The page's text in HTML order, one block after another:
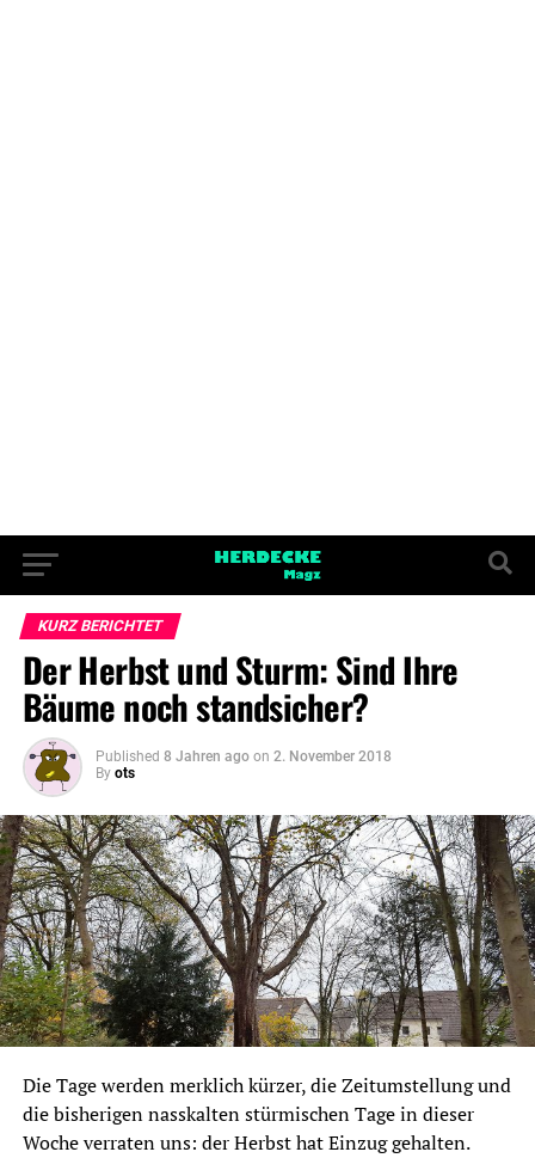
KURZ BERICHTET
Der Herbst und Sturm: Sind Ihre
Bäume noch standsicher?
Published 8 Jahren ago on 2. November 2018
By ots
Die Tage werden merklich kürzer, die Zeitumstellung und
die bisherigen nasskalten stürmischen Tage in dieser
Woche verraten uns: der Herbst hat Einzug gehalten.